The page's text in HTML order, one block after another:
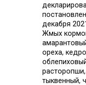
декабря
Жмых
ореха,
тыквенный,